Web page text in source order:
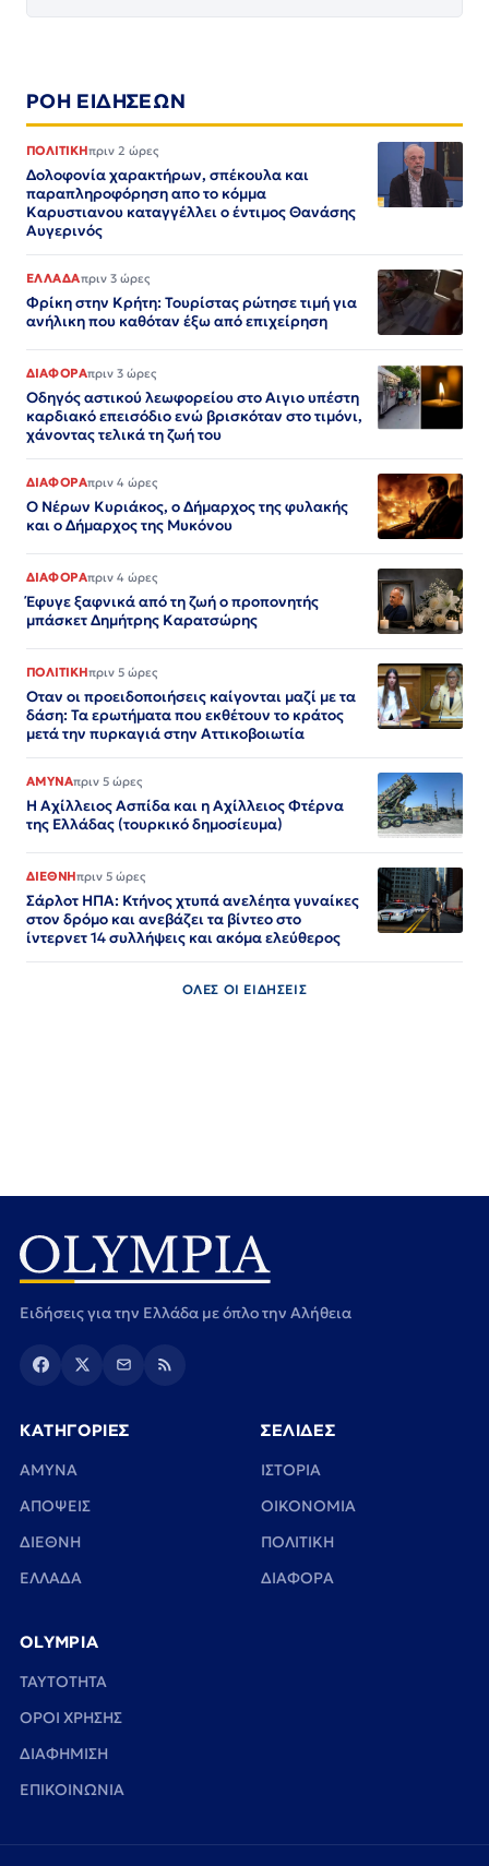
ΡΟΗ ΕΙΔΗΣΕΩΝ
ΠΟΛΙΤΙΚΗπριν 2 ώρες
Δολοφονία χαρακτήρων, σπέκουλα και
παραπληροφόρηση απο το κόμμα
Καρυστιανου καταγγέλλει ο έντιμος Θανάσης
Αυγερινός
ΕΛΛΑΔΑπριν 3 ώρες
Φρίκη στην Κρήτη: Τουρίστας ρώτησε τιμή για
ανήλικη που καθόταν έξω από επιχείρηση
ΔΙΑΦΟΡΑπριν 3 ώρες
Οδηγός αστικού λεωφορείου στο Αιγιο υπέστη
καρδιακό επεισόδιο ενώ βρισκόταν στο τιμόνι,
χάνοντας τελικά τη ζωή του
ΔΙΑΦΟΡΑπριν 4 ώρες
Ο Νέρων Κυριάκος, o Δήμαρχος της φυλακής
και ο Δήμαρχος της Μυκόνου
ΔΙΑΦΟΡΑπριν 4 ώρες
Έφυγε ξαφνικά από τη ζωή ο προπονητής
μπάσκετ Δημήτρης Καρατσώρης
ΠΟΛΙΤΙΚΗπριν 5 ώρες
Οταν οι προειδοποιήσεις καίγονται μαζί με τα
δάση: Τα ερωτήματα που εκθέτουν το κράτος
μετά την πυρκαγιά στην Αττικοβοιωτία
ΑΜΥΝΑπριν 5 ώρες
Η Αχίλλειος Ασπίδα και η Αχίλλειος Φτέρνα
της Ελλάδας (τουρκικό δημοσίευμα)
ΔΙΕΘΝΗπριν 5 ώρες
Σάρλοτ ΗΠΑ: Κτήνος χτυπά ανελέητα γυναίκες
στον δρόμο και ανεβάζει τα βίντεο στο
ίντερνετ 14 συλλήψεις και ακόμα ελεύθερος​​​​​​​​​​​​​​​​​​​​​​​​​​​​​​​​​​​​​​​​​​​​​​​​​​
ΟΛΕΣ ΟΙ ΕΙΔΗΣΕΙΣ
Ειδήσεις για την Ελλάδα με όπλο την Αλήθεια
ΚΑΤΗΓΟΡΙΕΣ
ΑΜΥΝΑ
ΑΠΟΨΕΙΣ
ΔΙΕΘΝΗ
ΕΛΛΑΔΑ
ΣΕΛΙΔΕΣ
ΙΣΤΟΡΙΑ
ΟΙΚΟΝΟΜΙΑ
ΠΟΛΙΤΙΚΗ
ΔΙΑΦΟΡΑ
OLYMPIA
TAYTOTHTA
ΟΡΟΙ ΧΡΗΣΗΣ
ΔΙΑΦΗΜΙΣΗ
ΕΠΙΚΟΙΝΩΝΙΑ